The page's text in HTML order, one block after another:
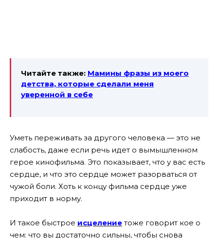
Читайте также: Мамины фразы из моего
детства, которые сделали меня
уверенной в себе
Уметь переживать за другого человека — это не
слабость, даже если речь идет о вымышленном
герое кинофильма. Это показывает, что у вас есть
сердце, и что это сердце может разорваться от
чужой боли. Хоть к концу фильма сердце уже
приходит в норму.
И такое быстрое исцелениетоже говорит кое о
чем: что вы достаточно сильны, чтобы снова